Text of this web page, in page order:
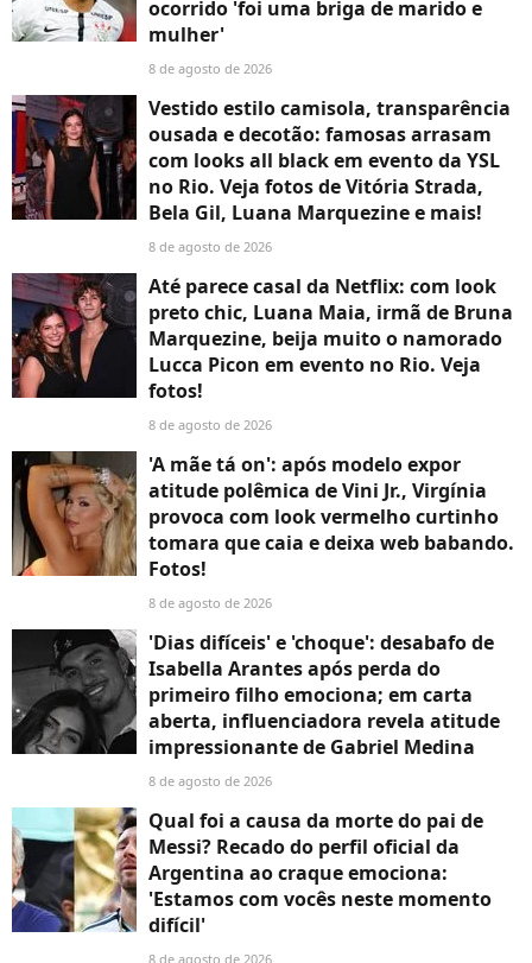
ocorrido 'foi uma briga de marido e
mulher'
8 de agosto de 2026
Vestido estilo camisola, transparência
ousada e decotão: famosas arrasam
com looks all black em evento da YSL
no Rio. Veja fotos de Vitória Strada,
Bela Gil, Luana Marquezine e mais!
8 de agosto de 2026
Até parece casal da Netflix: com look
preto chic, Luana Maia, irmã de Bruna
Marquezine, beija muito o namorado
Lucca Picon em evento no Rio. Veja
fotos!
8 de agosto de 2026
'A mãe tá on': após modelo expor
atitude polêmica de Vini Jr., Virgínia
provoca com look vermelho curtinho
tomara que caia e deixa web babando.
Fotos!
8 de agosto de 2026
'Dias difíceis' e 'choque': desabafo de
Isabella Arantes após perda do
primeiro filho emociona; em carta
aberta, influenciadora revela atitude
impressionante de Gabriel Medina
8 de agosto de 2026
Qual foi a causa da morte do pai de
Messi? Recado do perfil oficial da
Argentina ao craque emociona:
'Estamos com vocês neste momento
difícil'
8 de agosto de 2026